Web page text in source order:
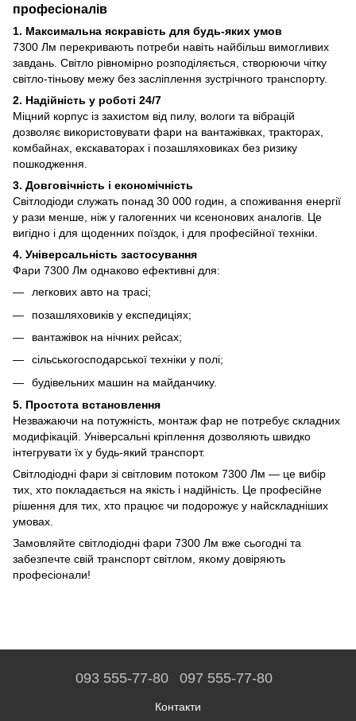
професіоналів
1. Максимальна яскравість для будь-яких умов
7300 Лм перекривають потреби навіть найбільш вимогливих
завдань. Світло рівномірно розподіляється, створюючи чітку
світло-тіньову межу без засліплення зустрічного транспорту.
2. Надійність у роботі 24/7
Міцний корпус із захистом від пилу, вологи та вібрацій
дозволяє використовувати фари на вантажівках, тракторах,
комбайнах, екскаваторах і позашляховиках без ризику
пошкодження.
3. Довговічність і економічність
Світлодіоди служать понад 30 000 годин, а споживання енергії
у рази менше, ніж у галогенних чи ксенонових аналогів. Це
вигідно і для щоденних поїздок, і для професійної техніки.
4. Універсальність застосування
Фари 7300 Лм однаково ефективні для:
легкових авто на трасі;
позашляховиків у експедиціях;
вантажівок на нічних рейсах;
сільськогосподарської техніки у полі;
будівельних машин на майданчику.
5. Простота встановлення
Незважаючи на потужність, монтаж фар не потребує складних
модифікацій. Універсальні кріплення дозволяють швидко
інтегрувати їх у будь-який транспорт.
Світлодіодні фари зі світловим потоком 7300 Лм — це вибір
тих, хто покладається на якість і надійність. Це професійне
рішення для тих, хто працює чи подорожує у найскладніших
умовах.
Замовляйте світлодіодні фари 7300 Лм вже сьогодні та
забезпечте свій транспорт світлом, якому довіряють
професіонали!
093 555-77-80 097 555-77-80
Контакти